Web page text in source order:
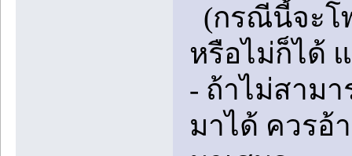
(กรณีนี้จะโ
หรือไม่ก็ได้
- ถ้าไม่สาม
มาได้ ควรอ้